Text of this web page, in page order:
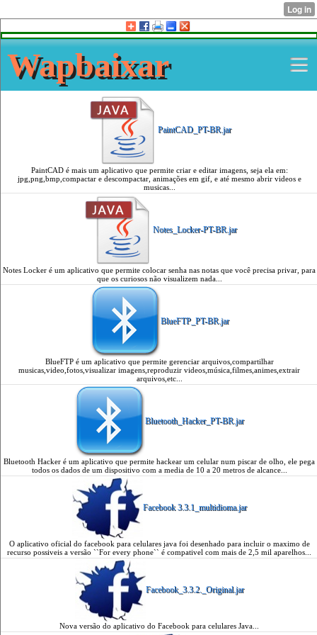
Wapbaixar
PaintCAD_PT-BR.jar
PaintCAD é mais um aplicativo que permite criar e editar imagens, seja ela em:
jpg,png,bmp,compactar e descompactar, animações em gif, e até mesmo abrir videos e
musicas...
Notes_Locker-PT-BR.jar
Notes Locker é um aplicativo que permite colocar senha nas notas que você precisa privar, para
que os curiosos não visualizem nada...
BlueFTP_PT-BR.jar
BlueFTP é um aplicativo que permite gerenciar arquivos,compartilhar
musicas,video,fotos,visualizar imagens,reproduzir videos,música,filmes,animes,extrair
arquivos,etc...
Bluetooth_Hacker_PT-BR.jar
Bluetooth Hacker é um aplicativo que permite hackear um celular num piscar de olho, ele pega
todos os dados de um dispositivo com a media de 10 a 20 metros de alcance...
Facebook 3.3.1_multidioma.jar
O aplicativo oficial do facebook para celulares java foi desenhado para incluir o maximo de
recurso possiveis a versão ``For every phone`` é compativel com mais de 2,5 mil aparelhos...
Facebook_3.3.2._Original.jar
Nova versão do aplicativo do Facebook para celulares Java...